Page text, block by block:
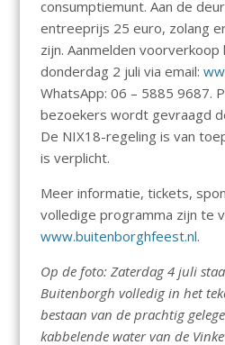
consumptiemunt. Aan de
entreeprijs 25 euro, zolang
zijn. Aanmelden
donderdag 2 juli via email:
WhatsApp: 06 – 5885 9687.
bezoekers wordt gevraagd
De NIX18-regeling is van
is verplicht.
Meer informatie, tickets,
volledige programma zijn te
www.buitenborghfeest.nl.
Op de foto: Zaterdag 4 juli
Buitenborgh volledig in het
bestaan van de prachtig
kabbelende water van de